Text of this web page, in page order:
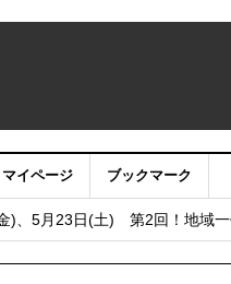
マイページ ブックマーク
ト・アプリ利用停止のお知らせ
)、5月23日(土) 第2回！地域一